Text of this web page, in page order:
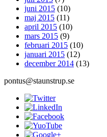
juni 2015 (10)
maj 2015 (11)
april 2015 (10)
mars 2015 (9)
februari 2015 (10)
januari 2015 (12)
december 2014 (13)
pontus@staunstrup.se